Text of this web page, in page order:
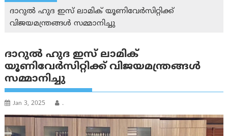
ദാറുല്‍ ഹുദ ഇസ് ലാമിക് യൂണിവേര്‍സിറ്റിക്ക്
വിജയമന്ത്രങ്ങള്‍ സമ്മാനിച്ചു
ദാറുല്‍ ഹുദ ഇസ് ലാമിക്
യൂണിവേര്‍സിറ്റിക്ക് വിജയമന്ത്രങ്ങള്‍
സമ്മാനിച്ചു
Jan 3, 2025 .